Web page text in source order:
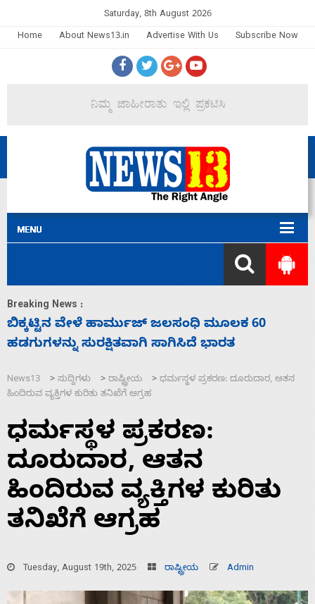
Saturday, 8th August 2026
Home
About News13.in Advertise With Us Subscribe Now
Breaking News :
ನಾಗೇಂದ್ರ ರಾಜೀನಾಮೆ ಕೊಡದಿದ್ದರೆ ಸದನ ನಡೆಸಲು
ಬಿಡೆವು: ಛಲವಾದಿ ನಾರಾಯಣಸ್ವಾಮಿ
News13 > ಸುದ್ದಿಗಳು > ರಾಷ್ಟ್ರೀಯ > ಧರ್ಮಸ್ಥಳ ಪ್ರಕರಣ: ದೂರುದಾರ, ಆತನ
ಹಿಂದಿರುವ ವ್ಯಕ್ತಿಗಳ ಕುರಿತು ತನಿಖೆಗೆ ಆಗ್ರಹ
ಧರ್ಮಸ್ಥಳ ಪ್ರಕರಣ:
ದೂರುದಾರ, ಆತನ
ಹಿಂದಿರುವ ವ್ಯಕ್ತಿಗಳ ಕುರಿತು
ತನಿಖೆಗೆ ಆಗ್ರಹ
Tuesday, August 19th, 2025 ರಾಷ್ಟ್ರೀಯ Admin